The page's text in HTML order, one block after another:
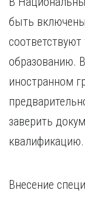
быть
образованию.
иностранном
заверить
квалификацию.
Внесение